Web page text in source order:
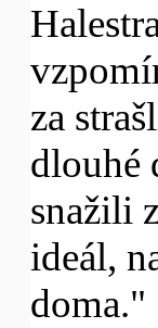
za
dlouhé
snažili
ideál,
doma."